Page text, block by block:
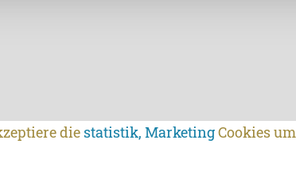
die statistik, MarketingCookies